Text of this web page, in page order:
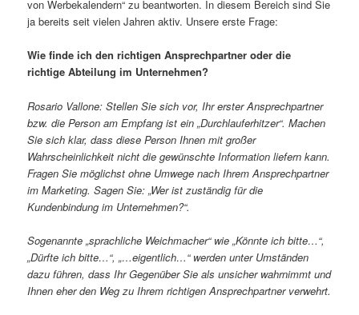
von Werbekalendern“ zu beantworten. In diesem Bereich sind Sie
ja bereits seit vielen Jahren aktiv. Unsere erste Frage:
Wie finde ich den richtigen Ansprechpartner oder die
richtige Abteilung im Unternehmen?
Rosario Vallone: Stellen Sie sich vor, Ihr erster Ansprechpartner
bzw. die Person am Empfang ist ein „Durchlauferhitzer“. Machen
Sie sich klar, dass diese Person Ihnen mit großer
Wahrscheinlichkeit nicht die gewünschte Information liefern kann.
Fragen Sie möglichst ohne Umwege nach Ihrem Ansprechpartner
im Marketing. Sagen Sie: „Wer ist zuständig für die
Kundenbindung im Unternehmen?“.
Sogenannte „sprachliche Weichmacher“ wie „Könnte ich bitte…“,
„Dürfte ich bitte…“, „…eigentlich…“ werden unter Umständen
dazu führen, dass Ihr Gegenüber Sie als unsicher wahrnimmt und
Ihnen eher den Weg zu Ihrem richtigen Ansprechpartner verwehrt.